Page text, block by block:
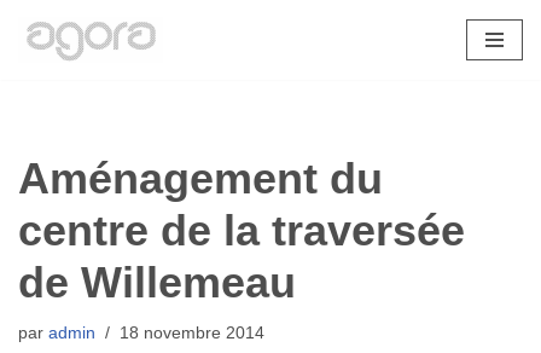
Aménagement du
centre de la traversée
de Willemeau
par admin 18 novembre 2014